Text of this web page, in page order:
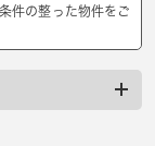
件の整った物件をご